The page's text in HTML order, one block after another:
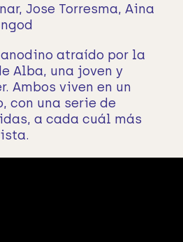
Jose Torresma, Aina
atraído por la
Alba, una joven y
Ambos viven en un
con una serie de
a cada cuál más